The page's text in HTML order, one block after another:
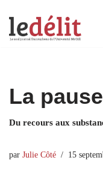
Aller
La
Du recours aux
par Julie Côté 15